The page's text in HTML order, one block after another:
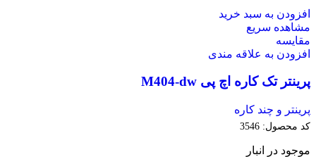
افزودن به سبد خرید
مشاهده سریع
مقایسه
افزودن به علاقه مندی
پرینتر تک کاره اچ پی M404-dw
پرینتر و چند کاره
کد محصول: 3546
موجود در انبار